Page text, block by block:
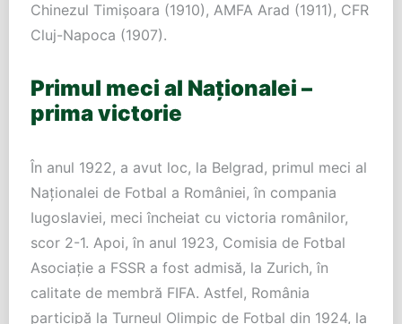
Chinezul Timișoara (1910), AMFA Arad (1911), CFR
Cluj-Napoca (1907).
Primul meci al Naționalei –
prima victorie
În anul 1922, a avut loc, la Belgrad, primul meci al
Naționalei de Fotbal a României, în compania
Iugoslaviei, meci încheiat cu victoria românilor,
scor 2-1. Apoi, în anul 1923, Comisia de Fotbal
Asociație a FSSR a fost admisă, la Zurich, în
calitate de membră FIFA. Astfel, România
participă la Turneul Olimpic de Fotbal din 1924, la